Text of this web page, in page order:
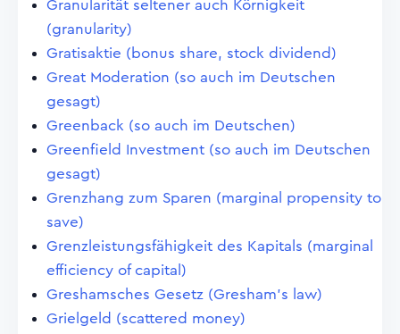
Granularität seltener auch Körnigkeit
(granularity)
Gratisaktie (bonus share, stock dividend)
Great Moderation (so auch im Deutschen
gesagt)
Greenback (so auch im Deutschen)
Greenfield Investment (so auch im Deutschen
gesagt)
Grenzhang zum Sparen (marginal propensity to
save)
Grenzleistungsfähigkeit des Kapitals (marginal
efficiency of capital)
Greshamsches Gesetz (Gresham's law)
Grielgeld (scattered money)